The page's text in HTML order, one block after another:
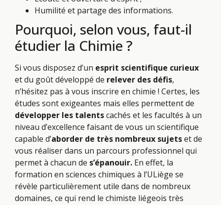
Humilité et partage des informations.
Pourquoi, selon vous, faut-il
étudier la Chimie ?
Si vous disposez d’un esprit scientifique curieux
et du goût développé de relever des défis,
n’hésitez pas à vous inscrire en chimie ! Certes, les
études sont exigeantes mais elles permettent de
développer les talentscachés et les facultés à un
niveau d’excellence faisant de vous un scientifique
capable d’aborder de très nombreux sujetset de
vous réaliser dans un parcours professionnel qui
permet à chacun de s’épanouir. En effet, la
formation en sciences chimiques à l’ULiège se
révèle particulièrement utile dans de nombreux
domaines, ce qui rend le chimiste liégeois très